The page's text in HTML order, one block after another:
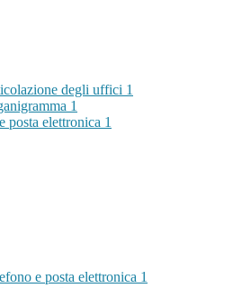
degli uffici 1
1
posta elettronica 1
e posta elettronica 1